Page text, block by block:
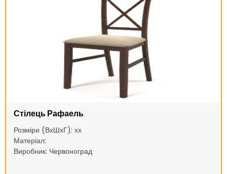
Стілець Рафаель
Розміри (ВхШхГ): хх
Матеріал:
Виробник: Червоноград